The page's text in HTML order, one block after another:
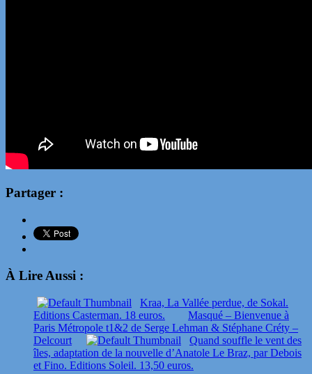
Partager :
À Lire Aussi :
Kraa, La Vallée perdue, de Sokal.
Editions Casterman. 18 euros.
Masqué – Bienvenue à
Paris Métropole t1&2 de Serge Lehman & Stéphane Créty –
Delcourt
Quand souffle le vent des
îles, adaptation de la nouvelle d’Anatole Le Braz, par Debois
et Fino. Editions Soleil. 13,50 euros.